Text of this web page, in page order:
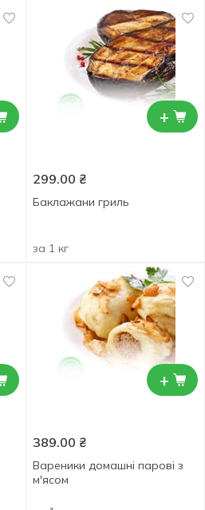
+
299.00 ₴
Баклажани гриль
за 1 кг
+
389.00 ₴
Вареники домашні парові з
м'ясом